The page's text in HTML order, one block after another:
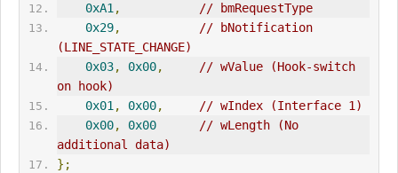
0xA1 , // bmRequestType
0x29,
// bNotification
(L INE_STATE_CHANGE)
0x03, 0x00,
// wValue (Hook-switch
on hook)
0x01 , 0x00,
// wIndex (Interface 1)
0x00, 0x00
// wLength (No
additional data)
};